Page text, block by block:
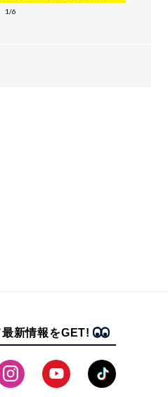
1/6
新情報をGET!